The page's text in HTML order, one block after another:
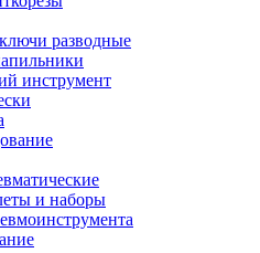
разводные
инструмент
и наборы